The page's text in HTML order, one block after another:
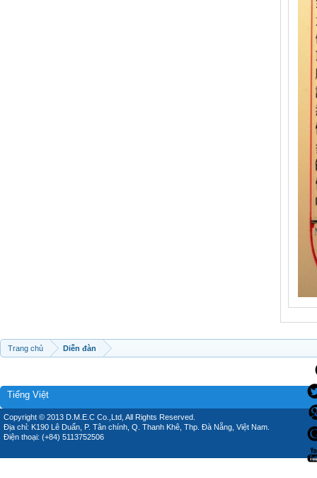
Trang chủ Diễn đàn
Tiếng Việt
Copyright © 2013 D.M.E.C Co.,Ltd, All Rights Reserved.
Địa chỉ: K190 Lê Duẩn, P. Tân chính, Q. Thanh Khê, Thp. Đà Nẵng, Việt Nam.
Điện thoại: (+84) 5113752506